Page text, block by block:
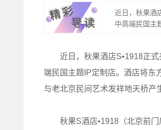
近日，秋果酒
中高端民国主
近日，秋果酒店S•1918正式
端民国主题IP定制店。酒店将东
与老北京民间艺术发祥地天桥产
秋果S酒店•1918（北京前门